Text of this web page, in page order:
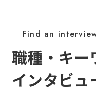
Find an
職種・キー
インタビュ